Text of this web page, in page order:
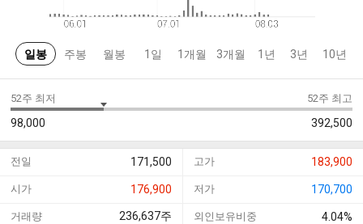
일봉 주봉 월봉 1일 1개월 3개월 1년 3년 10년
52주 최저
98,000
52주 최고
392,500
전일 171,500 고가 183,900
시가 176,900 저가 170,700
거래량 236,637주 외인보유비중 4.04%